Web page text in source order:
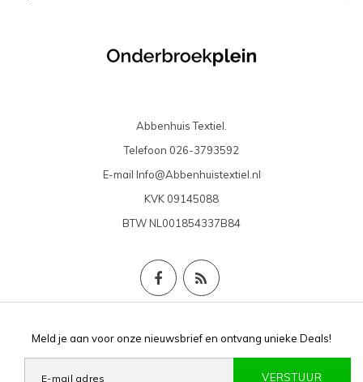
Abbenhuis Textiel.
Telefoon 026-3793592
E-mail Info@Abbenhuistextiel.nl
KVK 09145088
BTWNL001854337B84
Meld je aan voor onze nieuwsbrief en ontvang unieke Deals!
VERSTUUR